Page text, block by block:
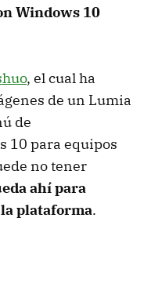
Windows 10
, el cual ha
de un Lumia
de
10 para equipos
no tener
ahí para
plataforma.